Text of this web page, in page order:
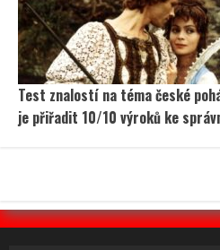
Test znalostí na téma české
je přiřadit 10/10 výroků ke